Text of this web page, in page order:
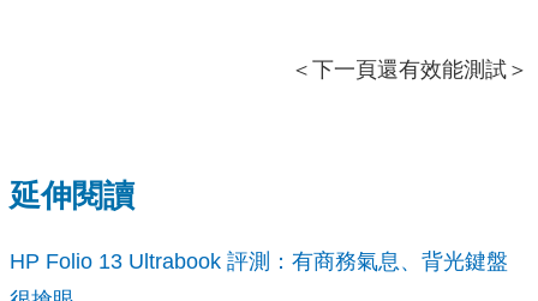
＜下一頁還有效能測試＞
延伸閱讀
HP Folio 13 Ultrabook 評測：有商務氣息、背光鍵盤